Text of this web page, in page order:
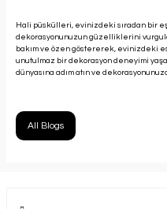
Hali püskülleri, evinizdeki sıradan bir
dekorasyonunuzun güzelliklerini
bakım ve özen göstererek, evinizdeki
unutulmaz bir dekorasyon deneyimi
dünyasına adım atın ve
All Blogs